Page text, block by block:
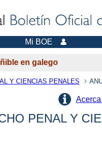
Mi BOE
en galego
Y CIENCIAS PENALES
PENAL Y